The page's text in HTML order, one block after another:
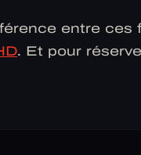
entre
. Et pour